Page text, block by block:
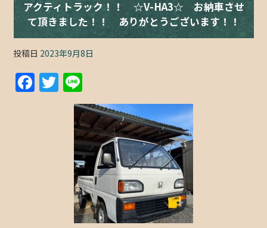
アクティトラック！！ ☆V-HA3☆ お納車させ
て頂きました！！ ありがとうございます！！
投稿日 2023年9月8日
F
a
T
w
itt
er
n
e